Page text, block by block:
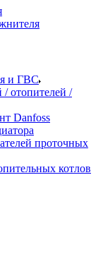
и ГВС
отопителей /
Danfoss
проточных
котлов